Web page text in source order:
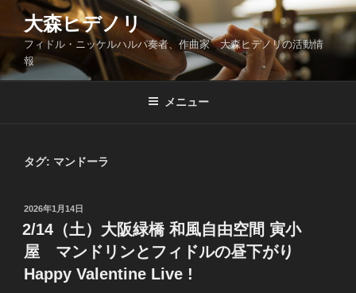
ン
ツ
大森ヒデノリ
フィドル・ニッケルハルパ奏者、作曲家 大森ヒデノリの活動情
報
メニュー
タグ: マンドーラ
投
稿
日:
2026年1月14日
2/14（土）大阪緑橋 和風自由空間 寅小
屋 マンドリンとフィドルの昼下がり
Happy Valentine Live !